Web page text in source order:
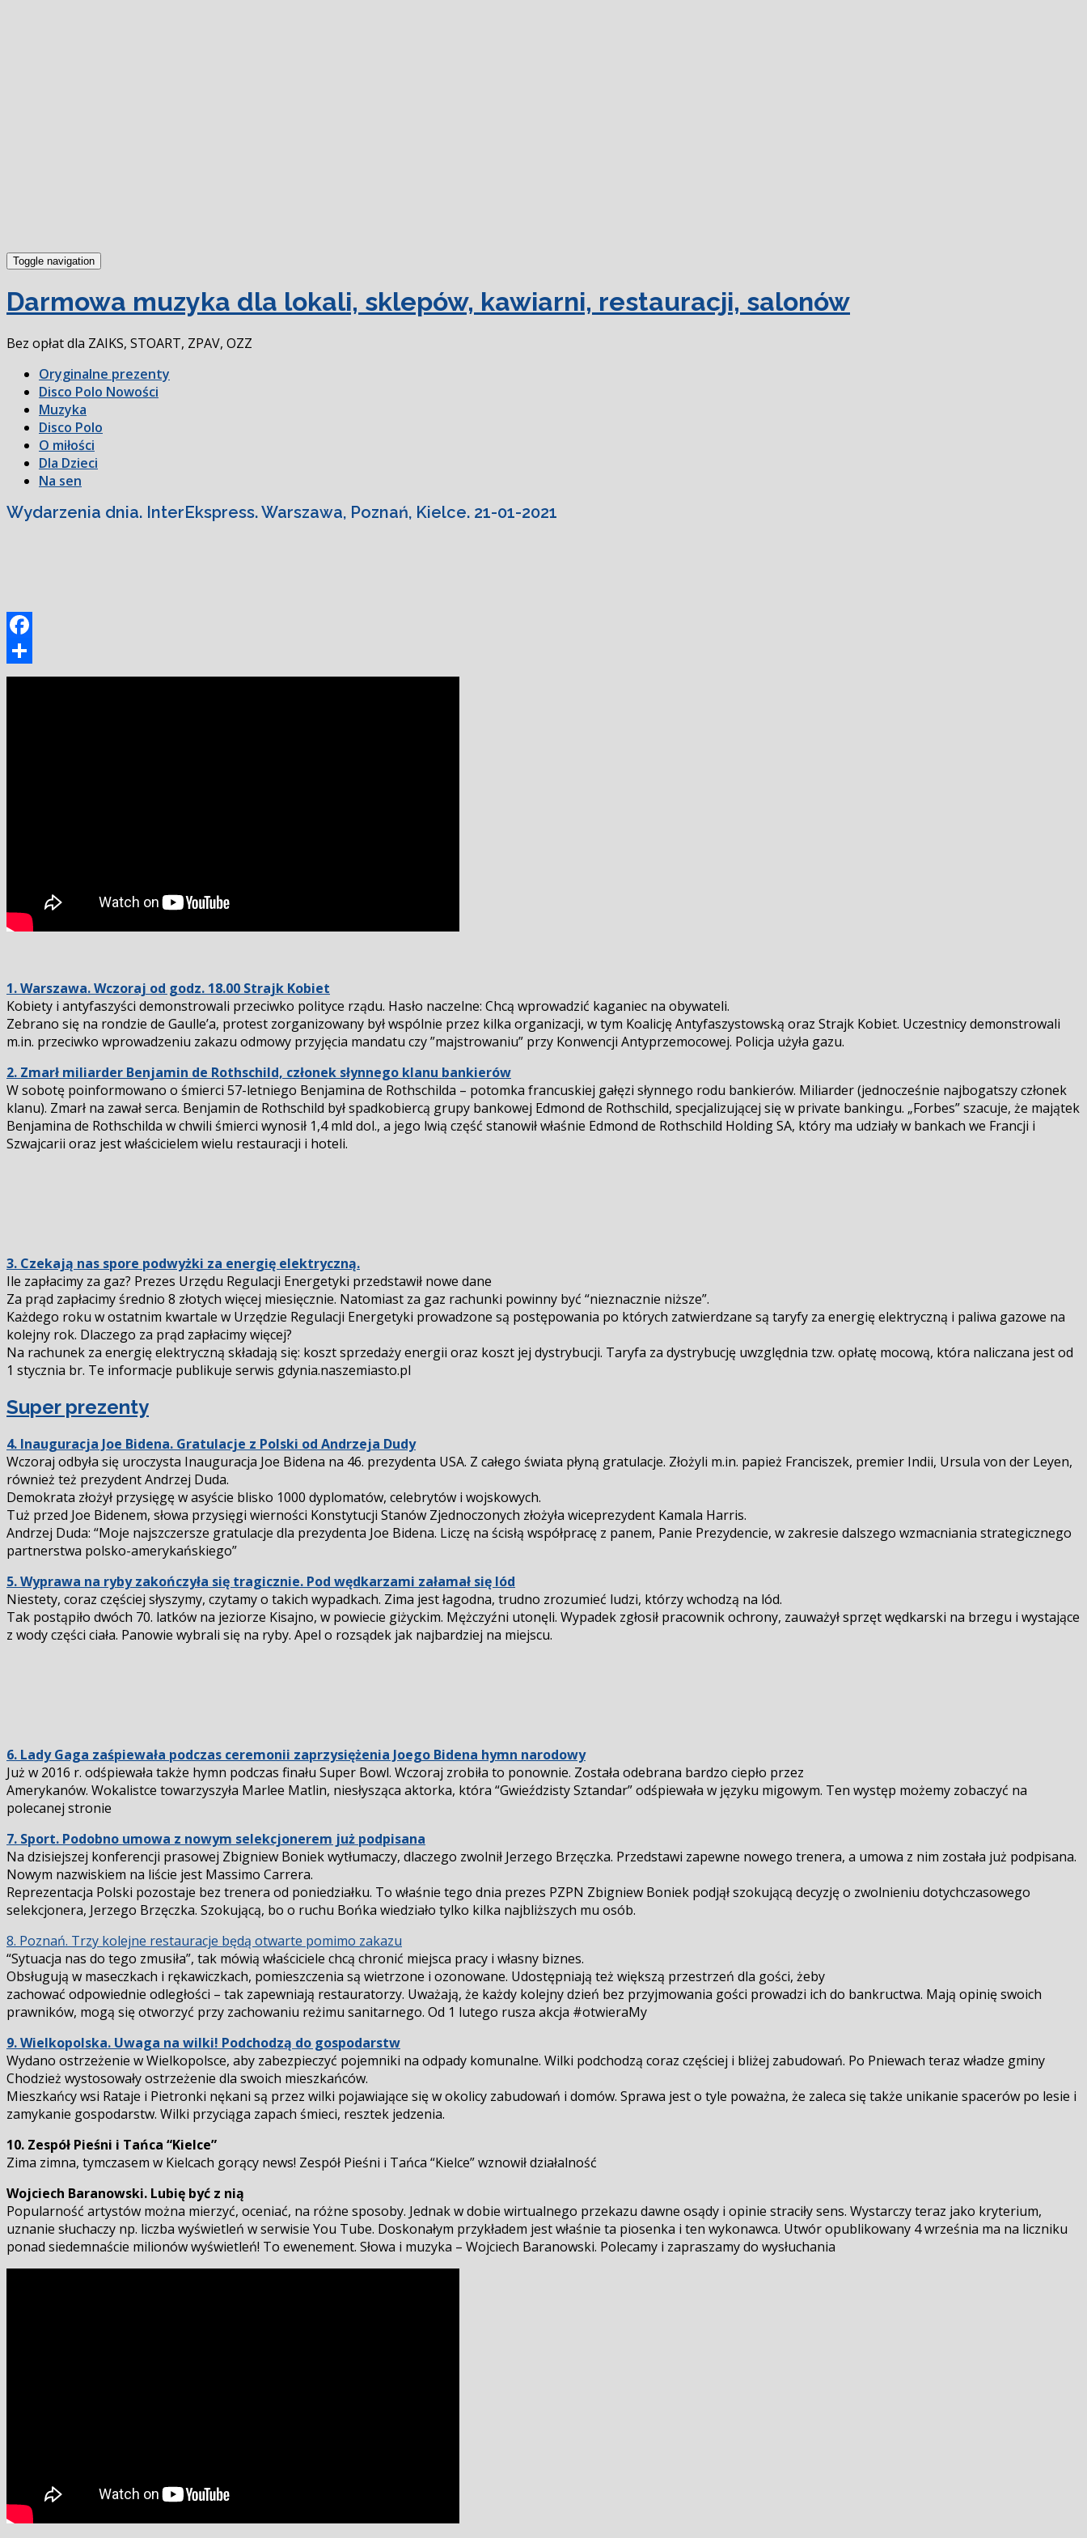
Toggle navigation
Darmowa muzyka dla lokali, sklepów, kawiarni, restauracji, salonów
Bez opłat dla ZAIKS, STOART, ZPAV, OZZ
Oryginalne prezenty
Disco Polo Nowości
Muzyka
Disco Polo
O miłości
Dla Dzieci
Na sen
Wydarzenia dnia. InterEkspress. Warszawa, Poznań, Kielce. 21-01-2021
Facebook
Podziel
1. Warszawa. Wczoraj od godz. 18.00 Strajk Kobiet
Kobiety i antyfaszyści demonstrowali przeciwko polityce rządu. Hasło naczelne: Chcą wprowadzić kaganiec na obywateli.
Zebrano się na rondzie de Gaulle’a, protest zorganizowany był wspólnie przez kilka organizacji, w tym Koalicję Antyfaszystowską oraz Strajk Kobiet. Uczestnicy demonstrowali
m.in. przeciwko wprowadzeniu zakazu odmowy przyjęcia mandatu czy ”majstrowaniu” przy Konwencji Antyprzemocowej. Policja użyła gazu.
2. Zmarł miliarder Benjamin de Rothschild, członek słynnego klanu bankierów
W sobotę poinformowano o śmierci 57-letniego Benjamina de Rothschilda – potomka francuskiej gałęzi słynnego rodu bankierów. Miliarder (jednocześnie najbogatszy członek
klanu). Zmarł na zawał serca. Benjamin de Rothschild był spadkobiercą grupy bankowej Edmond de Rothschild, specjalizującej się w private bankingu. „Forbes” szacuje, że majątek
Benjamina de Rothschilda w chwili śmierci wynosił 1,4 mld dol., a jego lwią część stanowił właśnie Edmond de Rothschild Holding SA, który ma udziały w bankach we Francji i
Szwajcarii oraz jest właścicielem wielu restauracji i hoteli.
3. Czekają nas spore podwyżki za energię elektryczną.
Ile zapłacimy za gaz? Prezes Urzędu Regulacji Energetyki przedstawił nowe dane
Za prąd zapłacimy średnio 8 złotych więcej miesięcznie. Natomiast za gaz rachunki powinny być “nieznacznie niższe”.
Każdego roku w ostatnim kwartale w Urzędzie Regulacji Energetyki prowadzone są postępowania po których zatwierdzane są taryfy za energię elektryczną i paliwa gazowe na
kolejny rok. Dlaczego za prąd zapłacimy więcej?
Na rachunek za energię elektryczną składają się: koszt sprzedaży energii oraz koszt jej dystrybucji. Taryfa za dystrybucję uwzględnia tzw. opłatę mocową, która naliczana jest od
1 stycznia br. Te informacje publikuje serwis gdynia.naszemiasto.pl
Super prezenty
4. Inauguracja Joe Bidena. Gratulacje z Polski od Andrzeja Dudy
Wczoraj odbyła się uroczysta Inauguracja Joe Bidena na 46. prezydenta USA. Z całego świata płyną gratulacje. Złożyli m.in. papież Franciszek, premier Indii, Ursula von der Leyen,
również też prezydent Andrzej Duda.
Demokrata złożył przysięgę w asyście blisko 1000 dyplomatów, celebrytów i wojskowych.
Tuż przed Joe Bidenem, słowa przysięgi wierności Konstytucji Stanów Zjednoczonych złożyła wiceprezydent Kamala Harris.
Andrzej Duda: “Moje najszczersze gratulacje dla prezydenta Joe Bidena. Liczę na ścisłą współpracę z panem, Panie Prezydencie, w zakresie dalszego wzmacniania strategicznego
partnerstwa polsko-amerykańskiego”
5. Wyprawa na ryby zakończyła się tragicznie. Pod wędkarzami załamał się lód
Niestety, coraz częściej słyszymy, czytamy o takich wypadkach. Zima jest łagodna, trudno zrozumieć ludzi, którzy wchodzą na lód.
Tak postąpiło dwóch 70. latków na jeziorze Kisajno, w powiecie giżyckim. Mężczyźni utonęli. Wypadek zgłosił pracownik ochrony, zauważył sprzęt wędkarski na brzegu i wystające
z wody części ciała. Panowie wybrali się na ryby. Apel o rozsądek jak najbardziej na miejscu.
6. Lady Gaga zaśpiewała podczas ceremonii zaprzysiężenia Joego Bidena hymn narodowy
Już w 2016 r. odśpiewała także hymn podczas finału Super Bowl. Wczoraj zrobiła to ponownie. Została odebrana bardzo ciepło przez
Amerykanów. Wokalistce towarzyszyła Marlee Matlin, niesłysząca aktorka, która “Gwieździsty Sztandar” odśpiewała w języku migowym. Ten występ możemy zobaczyć na
polecanej stronie
7. Sport. Podobno umowa z nowym selekcjonerem już podpisana
Na dzisiejszej konferencji prasowej Zbigniew Boniek wytłumaczy, dlaczego zwolnił Jerzego Brzęczka. Przedstawi zapewne nowego trenera, a umowa z nim została już podpisana.
Nowym nazwiskiem na liście jest Massimo Carrera.
Reprezentacja Polski pozostaje bez trenera od poniedziałku. To właśnie tego dnia prezes PZPN Zbigniew Boniek podjął szokującą decyzję o zwolnieniu dotychczasowego
selekcjonera, Jerzego Brzęczka. Szokującą, bo o ruchu Bońka wiedziało tylko kilka najbliższych mu osób.
8. Poznań. Trzy kolejne restauracje będą otwarte pomimo zakazu
“Sytuacja nas do tego zmusiła”, tak mówią właściciele chcą chronić miejsca pracy i własny biznes.
Obsługują w maseczkach i rękawiczkach, pomieszczenia są wietrzone i ozonowane. Udostępniają też większą przestrzeń dla gości, żeby
zachować odpowiednie odległości – tak zapewniają restauratorzy. Uważają, że każdy kolejny dzień bez przyjmowania gości prowadzi ich do bankructwa. Mają opinię swoich
prawników, mogą się otworzyć przy zachowaniu reżimu sanitarnego. Od 1 lutego rusza akcja #otwieraMy
9. Wielkopolska. Uwaga na wilki! Podchodzą do gospodarstw
Wydano ostrzeżenie w Wielkopolsce, aby zabezpieczyć pojemniki na odpady komunalne. Wilki podchodzą coraz częściej i bliżej zabudowań. Po Pniewach teraz władze gminy
Chodzież wystosowały ostrzeżenie dla swoich mieszkańców.
Mieszkańcy wsi Rataje i Pietronki nękani są przez wilki pojawiające się w okolicy zabudowań i domów. Sprawa jest o tyle poważna, że zaleca się także unikanie spacerów po lesie i
zamykanie gospodarstw. Wilki przyciąga zapach śmieci, resztek jedzenia.
10. Zespół Pieśni i Tańca “Kielce”
Zima zimna, tymczasem w Kielcach gorący news! Zespół Pieśni i Tańca “Kielce” wznowił działalność
Wojciech Baranowski. Lubię być z nią
Popularność artystów można mierzyć, oceniać, na różne sposoby. Jednak w dobie wirtualnego przekazu dawne osądy i opinie straciły sens. Wystarczy teraz jako kryterium,
uznanie słuchaczy np. liczba wyświetleń w serwisie You Tube. Doskonałym przykładem jest właśnie ta piosenka i ten wykonawca. Utwór opublikowany 4 września ma na liczniku
ponad siedemnaście milionów wyświetleń! To ewenement. Słowa i muzyka – Wojciech Baranowski. Polecamy i zapraszamy do wysłuchania